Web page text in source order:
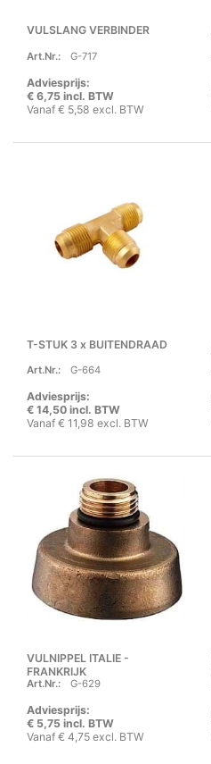
VULSLANG VERBINDER
Art.Nr.: G-717
Adviesprijs:
€ 6,75 incl. BTW
Vanaf € 5,58 excl. BTW
T-STUK 3 x BUITENDRAAD
Art.Nr.: G-664
Adviesprijs:
€ 14,50 incl. BTW
Vanaf € 11,98 excl. BTW
VULNIPPEL ITALIE -
FRANKRIJK
Art.Nr.: G-629
Adviesprijs:
€ 5,75 incl. BTW
Vanaf € 4,75 excl. BTW